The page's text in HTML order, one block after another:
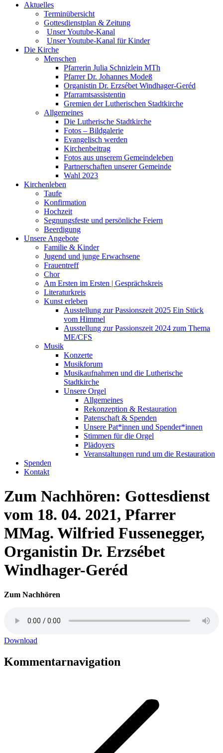
Aktuelles
Terminübersicht
Gottesdienstplan & Zeitung
Unser Youtube-Kanal
Unser Youtube-Kanal für Kinder
Die Kirche
Menschen
Pfarrerin Julia Schnizlein MTh
Pfarrer Dr. Johannes Modeß
Organistin Dr. Erzsébet Windhager-Geréd
Pfarramtsassistentin
Gremien der Lutherischen Stadtkirche
Allgemeines
Die Lutherische Stadtkirche
Fotos – Bildgalerie
Evangelisch werden
Kirchenbeitrag
Fotos aus unserem Gemeindeleben
Partnerschaften unserer Gemeinde
Wahl 2023
Kirchenleben
Taufe
Konfirmation
Hochzeit
Segnungsfeste und persönliche Feiern
Beerdigung
Unsere Angebote
Familie & Kinder
Jugend und junge Erwachsene
Frauentreff
Chor
Am Ersten im Ersten | Gesprächskreis
Literaturkreis
Kunst erleben
Ausstellung zur Passionszeit 2025 Ein Stück
vom Himmel
Ausstellung zur Passionszeit 2024 zum Thema
ME/CFS
Musik
Konzerte
Musikforum
Musikaufnahmen und die Lutherische
Stadtkirche
Unsere Orgel
Allgemeines
Rekonzeption & Restauration
Patenschaft & Spenden
Unsere Pat*innen und Spender*innen
Stimmen für die Orgel
Plädoyers
Veranstaltungen rund um die Restauration
Spenden
Kontakt
Zum Nachhören: Gottesdienst
vom 18. 04. 2021, Pfarrer
MMag. Wilfried Fussenegger,
Organistin Dr. Erzsébet
Windhager-Geréd
Zum Nachhören
Download
Kommentarnavigation